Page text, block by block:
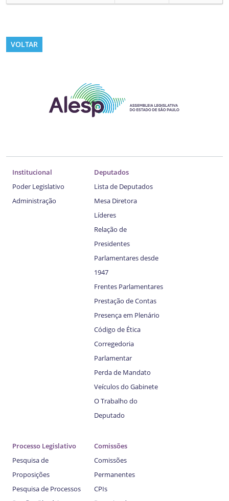
VOLTAR
Institucional
Poder Legislativo
Administração
Deputados
Lista de Deputados
Mesa Diretora
Líderes
Relação de
Presidentes
Parlamentares desde
1947
Frentes Parlamentares
Prestação de Contas
Presença em Plenário
Código de Ética
Corregedoria
Parlamentar
Perda de Mandato
Veículos do Gabinete
O Trabalho do
Deputado
Processo Legislativo
Pesquisa de
Proposições
Pesquisa de Processos
Comissões
Comissões
Permanentes
CPIs